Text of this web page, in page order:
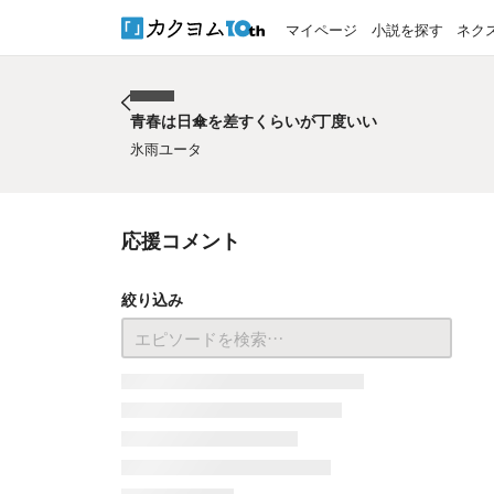
マイページ 小説を探す ネク
青春は日傘を差すくらいが丁度いい
氷雨ユータ
応援コメント
絞り込み